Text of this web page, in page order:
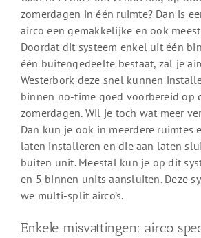
zomerdagen in één ruimte? Dan is
airco een gemakkelijke en ook
Doordat dit systeem enkel uit één
één buitengedeelte bestaat, zal je
Westerbork deze snel kunnen
binnen no-time goed voorbereid op
zomerdagen. Wil je toch wat meer
Dan kun je ook in meerdere ruimtes
laten installeren en die aan laten
buiten unit. Meestal kun je op dit
en 5 binnen units aansluiten. Deze
we multi-split airco’s.
Enkele misvattingen: airco